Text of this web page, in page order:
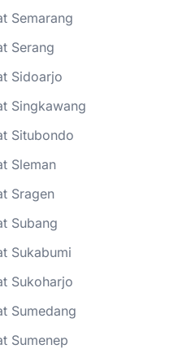
Semarang
Serang
Sidoarjo
Singkawang
Situbondo
Sleman
Sragen
Subang
Sukabumi
Sukoharjo
Sumedang
Sumenep